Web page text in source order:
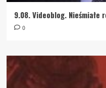
9.08. Videoblog.
0